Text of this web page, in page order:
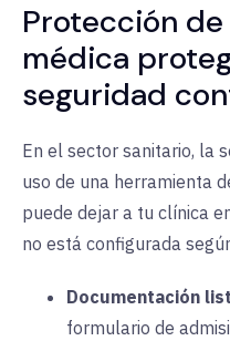
Protección
médica
seguridad
En el sector sanitario, la
uso de una herramienta
puede dejar a tu clínica
no está configurada
Documentación
formulario de